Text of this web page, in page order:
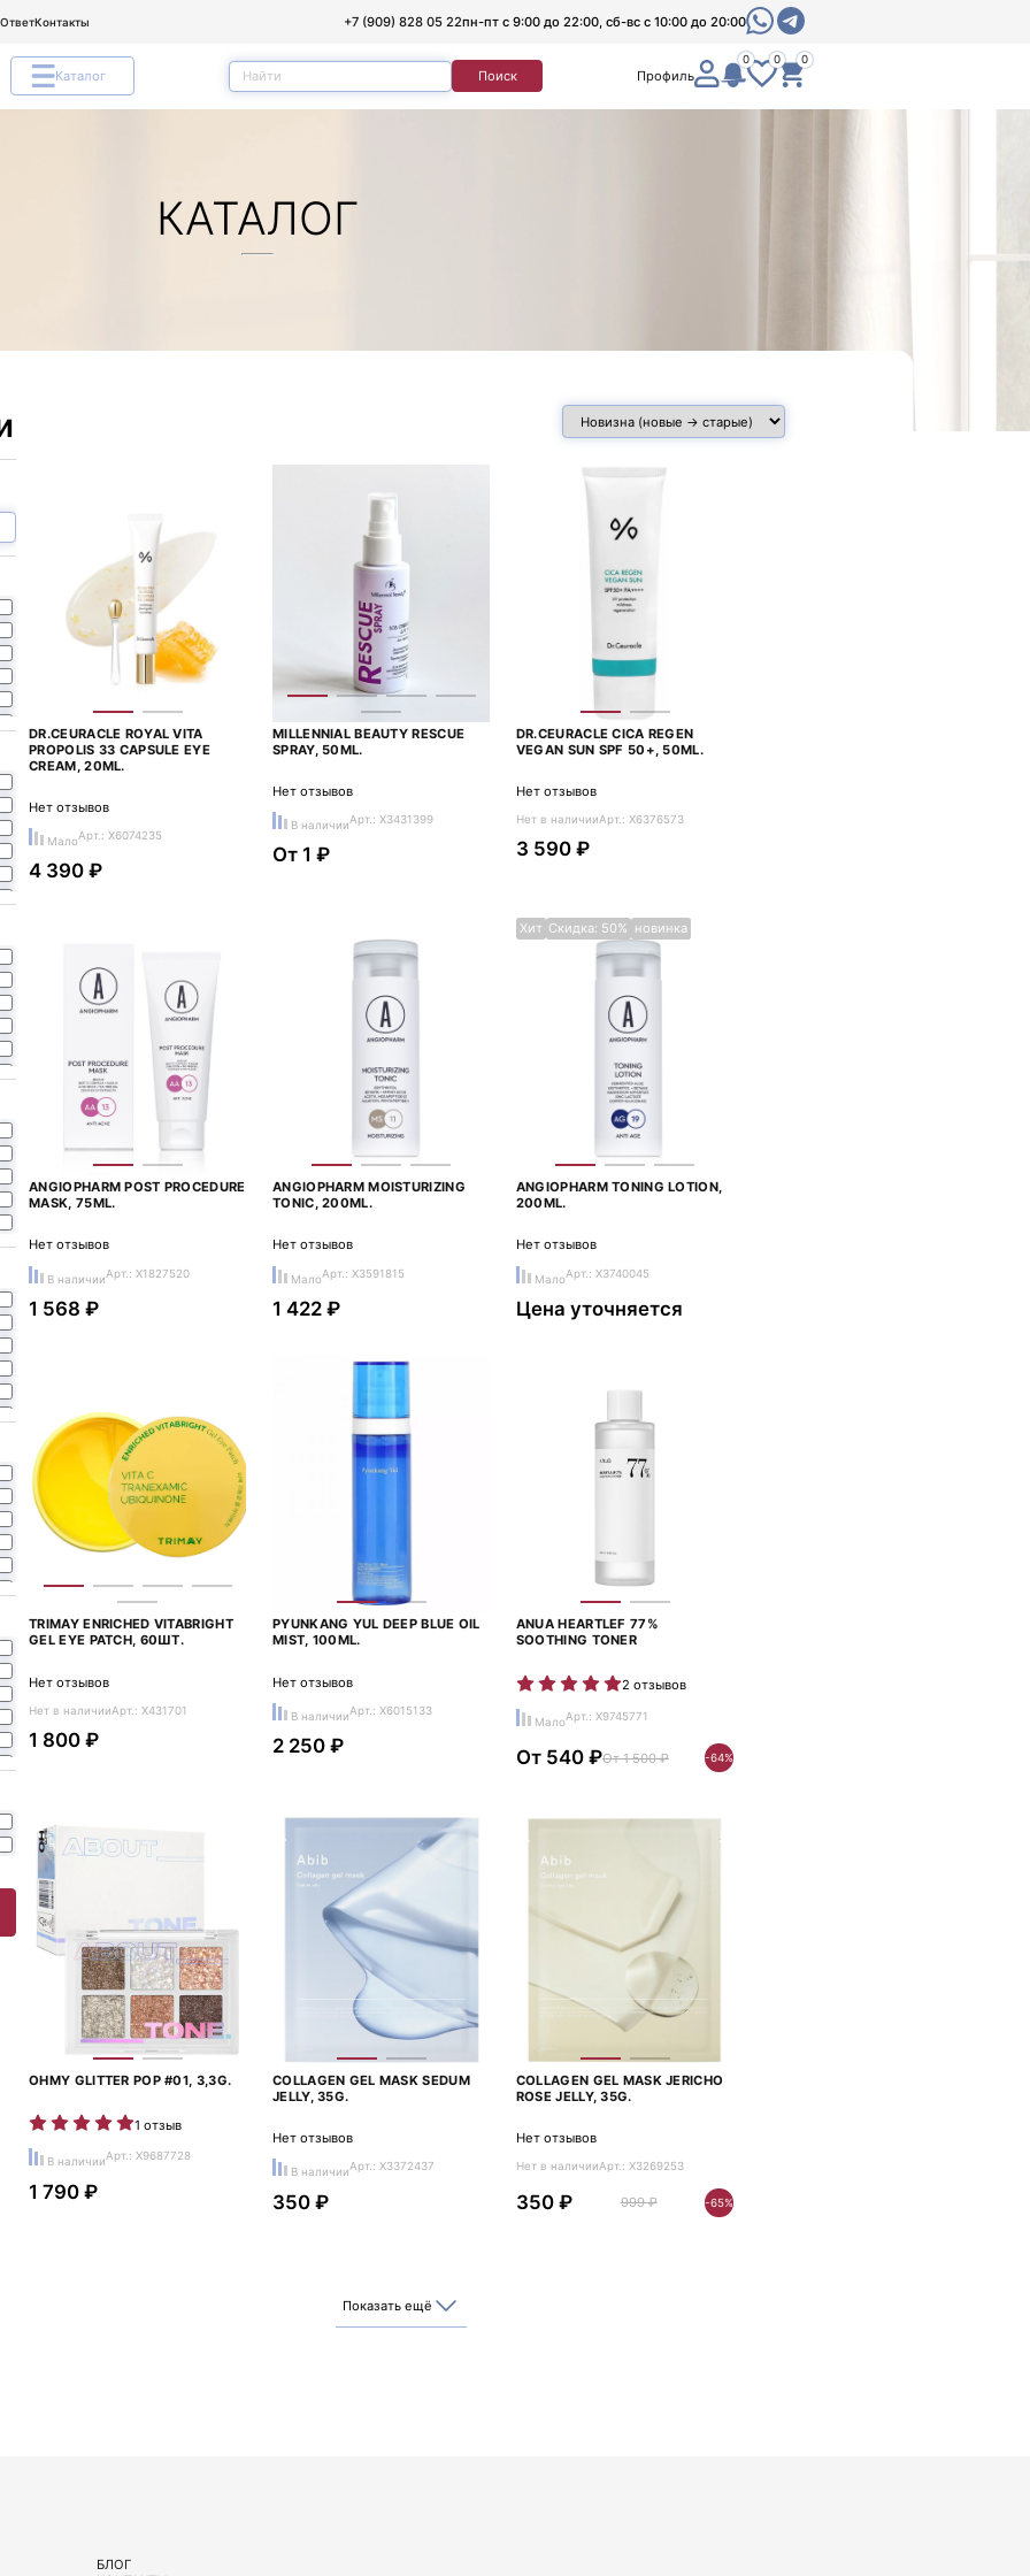
Контакты +7 (909) 828 05 22пн-пт с 9:00 до 22:00, сб-вс с 10:00 до 20:00
Каталог Поиск Профиль
0 0 0
КАТАЛОГ
DR.CEURACLE ROYAL VITA
PROPOLIS 33 CAPSULE EYE
CREAM, 20ML.
Нет отзывов
МалоАрт.: X6074235
4 390 ₽
MILLENNIAL BEAUTY RESCUE
SPRAY, 50ML.
Нет отзывов
В наличииАрт.: X3431399
От 1 ₽
DR.CEURACLE CICA REGEN
VEGAN SUN SPF 50+, 50ML.
Нет отзывов
Нет в наличииАрт.: X6376573
3 590 ₽
ANGIOPHARM POST PROCEDURE
MASK, 75ML.
Нет отзывов
В наличииАрт.: X1827520
1 568 ₽
ANGIOPHARM MOISTURIZING
TONIC, 200ML.
Нет отзывов
МалоАрт.: X3591815
1 422 ₽
Хит Скидка: 50% новинка
ANGIOPHARM TONING LOTION,
200ML.
Нет отзывов
МалоАрт.: X3740045
Цена уточняется
TRIMAY ENRICHED VITABRIGHT
GEL EYE PATCH, 60ШТ.
Нет отзывов
Нет в наличииАрт.: X431701
1 800 ₽
PYUNKANG YUL DEEP BLUE OIL
MIST, 100ML.
Нет отзывов
В наличииАрт.: X6015133
2 250 ₽
ANUA HEARTLEF 77%
SOOTHING TONER
2 отзывов
МалоАрт.: X9745771
От 540 ₽От 1 500 ₽ -64%
OHMY GLITTER POP #01, 3,3G.
1 отзыв
В наличииАрт.: X9687728
1 790 ₽
COLLAGEN GEL MASK SEDUM
JELLY, 35G.
Нет отзывов
В наличииАрт.: X3372437
350 ₽
COLLAGEN GEL MASK JERICHO
ROSE JELLY, 35G.
Нет отзывов
Нет в наличииАрт.: X3269253
350 ₽ 999 ₽ -65%
Показать ещё
БЛОГ